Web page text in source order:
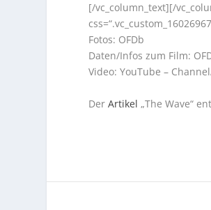
[/vc_column_text][/
Fotos: OFDb
Daten/Infos zum Film:
Video: YouTube –
DerArtikel „The Wave“